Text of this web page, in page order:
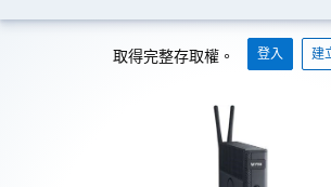
取得完整存取權。 登入 建